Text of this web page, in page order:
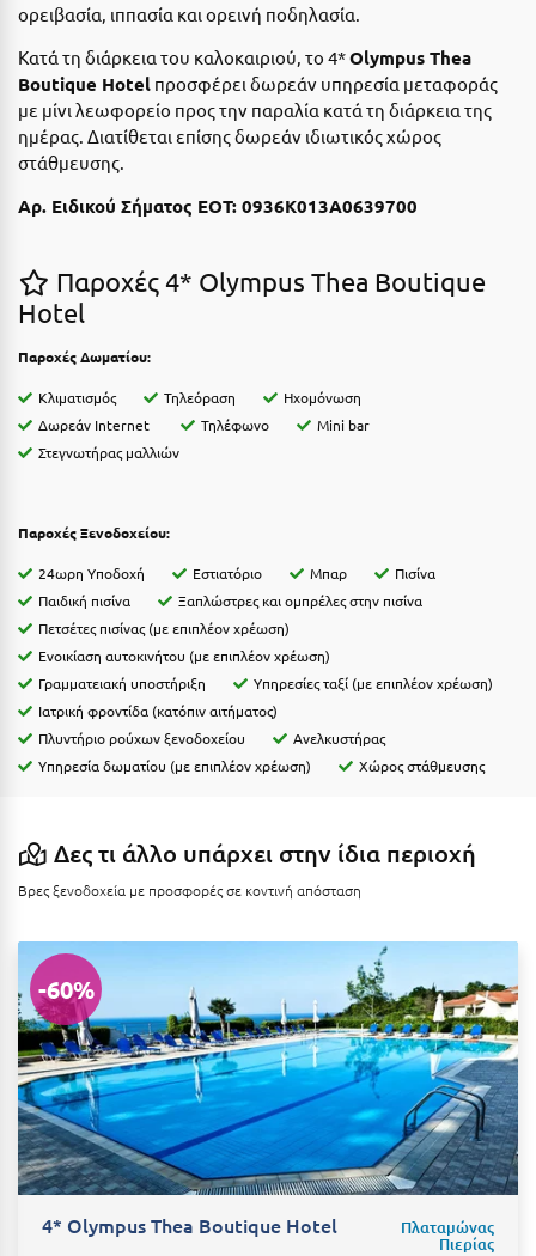
Κάσος
Κασσάνδρα
Καστοριά
Κατερίνη
Κέα - Τζιά
Κέρκυρα
Κεφαλονιά
Κοζάνη
Κοκκώνι Κορινθίας
Κόνιτσα
Κόρινθος
Κορώνη
Κουρούτα Ηλείας
Κουφονήσια
Κύθηρα
Κυλλήνη
Κύμη Ευβοίας
Κυπαρισσία
Κύπρος
Κως
Λ
Λαγκάδια
Λακόπετρα Αχαΐας
ορειβασία, ιππασία και ορεινή ποδηλασία.
Κατά τη διάρκεια του καλοκαιριού, το 4*Olympus Thea
Boutique Hotel προσφέρει δωρεάν υπηρεσία μεταφοράς
με μίνι λεωφορείο προς την παραλία κατά τη διάρκεια της
ημέρας. Διατίθεται επίσης δωρεάν ιδιωτικός χώρος
στάθμευσης.
Αρ. Ειδικού Σήματος ΕΟΤ: 0936K013A0639700
Παροχές 4* Olympus Thea Boutique
Hotel
Παροχές Δωματίου:
Κλιματισμός Τηλεόραση
Ηχομόνωση
Δωρεάν Internet
Τηλέφωνο
Mini bar
Στεγνωτήρας μαλλιών
Παροχές Ξενοδοχείου:
24ωρη Υποδοχή Εστιατόριο Μπαρ
Πισίνα
Παιδική πισίνα
Ξαπλώστρες και ομπρέλες στην πισίνα
Πετσέτες πισίνας (με επιπλέον χρέωση)
Ενοικίαση αυτοκινήτου (με επιπλέον χρέωση)
Γραμματειακή υποστήριξη
Υπηρεσίες ταξί (με επιπλέον χρέωση)
Ιατρική φροντίδα (κατόπιν αιτήματος)
Πλυντήριο ρούχων ξενοδοχείου
Ανελκυστήρας
Υπηρεσία δωματίου (με επιπλέον χρέωση)
Χώρος στάθμευσης
Δες τι άλλο υπάρχει στην ίδια περιοχή
Βρες ξενοδοχεία με προσφορές σε κοντινή απόσταση
-60%
4* Olympus Thea Boutique Hotel Πλαταμώνας
Πιερίας